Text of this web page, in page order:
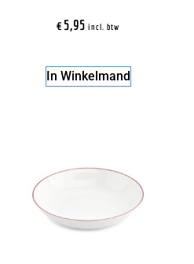
€5,95 incl. btw
In Winkelmand